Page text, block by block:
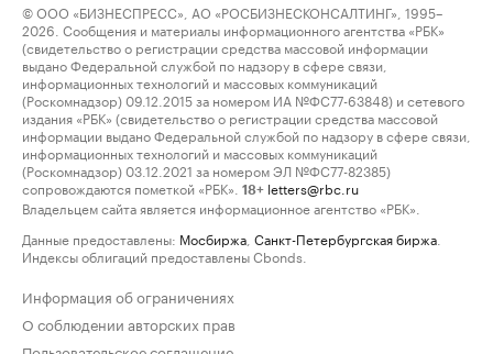
© ООО «БИЗНЕСПРЕСС», АО «РОСБИЗНЕСКОНСАЛТИНГ», 1995–
2026. Сообщения и материалы информационного агентства «РБК»
(свидетельство о регистрации средства массовой информации
выдано Федеральной службой по надзору в сфере связи,
информационных технологий и массовых коммуникаций
(Роскомнадзор) 09.12.2015 за номером ИА №ФС77-63848) и сетевого
издания «РБК» (свидетельство о регистрации средства массовой
информации выдано Федеральной службой по надзору в сфере связи,
информационных технологий и массовых коммуникаций
(Роскомнадзор) 03.12.2021 за номером ЭЛ №ФС77-82385)
сопровождаются пометкой «РБК».
18+ letters@rbc.ru
Владельцем сайта является информационное агентство «РБК».
Данные предоставлены: Мосбиржа Санкт-Петербургская биржа
Индексы облигаций предоставлены Cbonds.
Информация об ограничениях
О соблюдении авторских прав